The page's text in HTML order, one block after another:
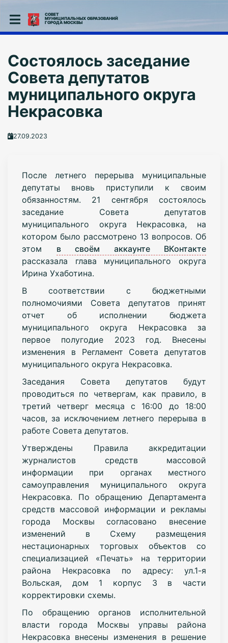
СОВЕТ
МУНИЦИПАЛЬНЫХ ОБРАЗОВАНИЙ
ГОРОДА МОСКВЫ
Состоялось заседание
Совета депутатов
муниципального округа
Некрасовка
27.09.2023
После летнего перерыва муниципальные
депутаты вновь приступили к своим
обязанностям. 21 сентября состоялось
заседание Совета депутатов
муниципального округа Некрасовка, на
котором было рассмотрено 13 вопросов. Об
этом в своём аккаунте ВКонтакте
рассказала глава муниципального округа
Ирина Ухаботина.
В соответствии с бюджетными
полномочиями Совета депутатов принят
отчет об исполнении бюджета
муниципального округа Некрасовка за
первое полугодие 2023 год. Внесены
изменения в Регламент Совета депутатов
муниципального округа Некрасовка.
Заседания Совета депутатов будут
проводиться по четвергам, как правило, в
третий четверг месяца с 16:00 до 18:00
часов, за исключением летнего перерыва в
работе Совета депутатов.
Утверждены Правила аккредитации
журналистов средств массовой
информации при органах местного
самоуправления муниципального округа
Некрасовка. По обращению Департамента
средств массовой информации и рекламы
города Москвы согласовано внесение
изменений в Схему размещения
нестационарных торговых объектов со
специализацией «Печать» на территории
района Некрасовка по адресу: ул.1-я
Вольская, дом 1 корпус 3 в части
корректировки схемы.
По обращению органов исполнительной
власти города Москвы управы района
Некрасовка внесены изменения в решение